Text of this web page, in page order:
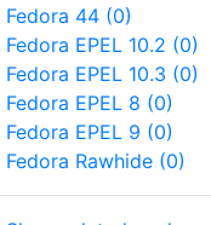
Fedora 44 (0)
Fedora EPEL 10.2 (0)
Fedora EPEL 10.3 (0)
Fedora EPEL 8 (0)
Fedora EPEL 9 (0)
Fedora Rawhide (0)